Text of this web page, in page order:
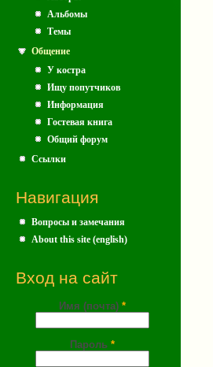
Альбомы
Темы
Общение
У костра
Ищу попутчиков
Информация
Гостевая книга
Общий форум
Ссылки
Навигация
Вопросы и замечания
About this site (english)
Вход на сайт
Имя (почта) *
Пароль *